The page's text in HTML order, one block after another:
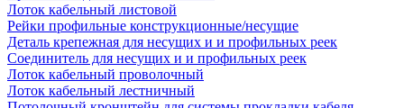
Лоток кабельный листовой
Рейки профильные конструкционные/несущие
Деталь крепежная для несущих и и профильных реек
Соединитель для несущих и и профильных реек
Лоток кабельный проволочный
Лоток кабельный лестничный